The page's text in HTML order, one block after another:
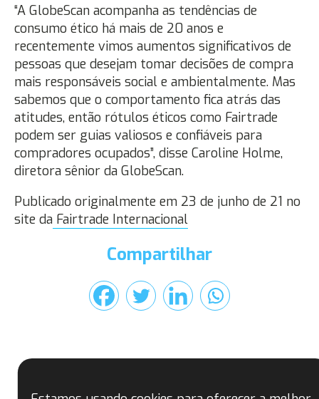
“A GlobeScan acompanha as tendências de
consumo ético há mais de 20 anos e
recentemente vimos aumentos significativos de
pessoas que desejam tomar decisões de compra
mais responsáveis social e ambientalmente. Mas
sabemos que o comportamento fica atrás das
atitudes, então rótulos éticos como Fairtrade
podem ser guias valiosos e confiáveis para
compradores ocupados”, disse Caroline Holme,
diretora sênior da GlobeScan.
Publicado originalmente em 23 de junho de 21 no
site da Fairtrade Internacional
Compartilhar